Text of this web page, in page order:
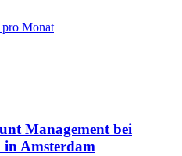
Monat
Management bei
Amsterdam